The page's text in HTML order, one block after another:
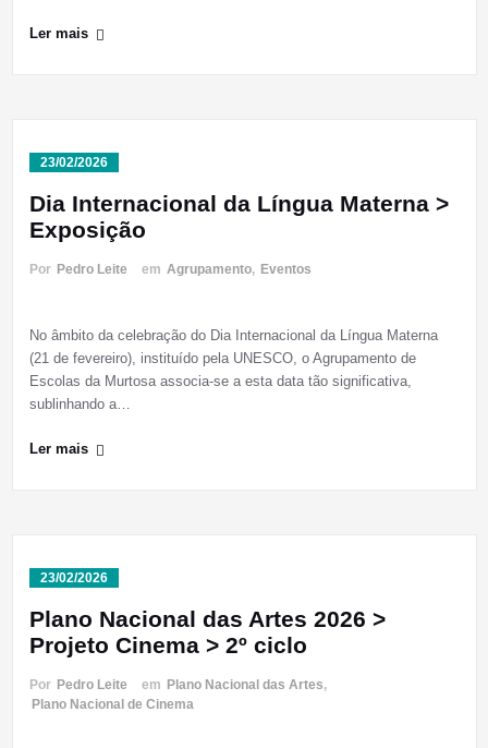
Ler mais
23/02/2026
Dia Internacional da Língua Materna >
Exposição
Por Pedro Leite em Agrupamento, Eventos
No âmbito da celebração do Dia Internacional da Língua Materna
(21 de fevereiro), instituído pela UNESCO, o Agrupamento de
Escolas da Murtosa associa-se a esta data tão significativa,
sublinhando a…
Ler mais
23/02/2026
Plano Nacional das Artes 2026 >
Projeto Cinema > 2º ciclo
Por Pedro Leite em Plano Nacional das Artes,
Plano Nacional de Cinema